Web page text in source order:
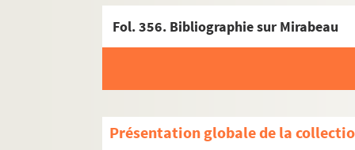
Fol. 356. Bibliographie sur Mirabeau
Présentation globale de la